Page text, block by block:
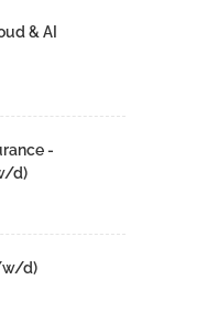
& AI
-
d)
w/d)